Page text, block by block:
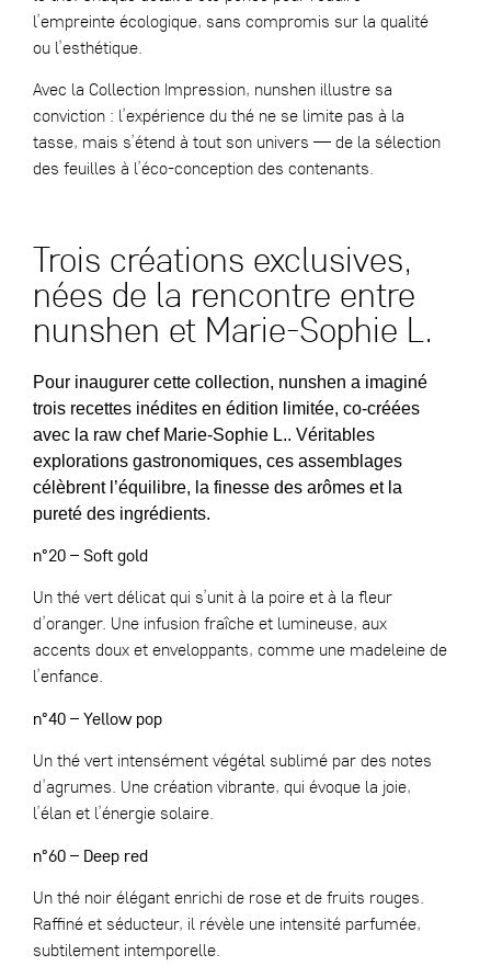
l’empreinte écologique, sans compromis sur la qualité
ou l’esthétique.
Avec la Collection Impression, nunshen illustre sa
conviction : l’expérience du thé ne se limite pas à la
tasse, mais s’étend à tout son univers — de la sélection
des feuilles à l’éco-conception des contenants.
Trois créations exclusives,
nées de la rencontre entre
nunshen et Marie-Sophie L.
Pour inaugurer cette collection, nunshen a imaginé
trois recettes inédites en édition limitée, co-créées
avec la raw chef Marie-Sophie L.. Véritables
explorations gastronomiques, ces assemblages
célèbrent l’équilibre, la finesse des arômes et la
pureté des ingrédients.
n°20 – Soft gold
Un thé vert délicat qui s’unit à la poire et à la fleur
d’oranger. Une infusion fraîche et lumineuse, aux
accents doux et enveloppants, comme une madeleine de
l’enfance.
n°40 – Yellow pop
Un thé vert intensément végétal sublimé par des notes
d’agrumes. Une création vibrante, qui évoque la joie,
l’élan et l’énergie solaire.
n°60 – Deep red
Un thé noir élégant enrichi de rose et de fruits rouges.
Raffiné et séducteur, il révèle une intensité parfumée,
subtilement intemporelle.